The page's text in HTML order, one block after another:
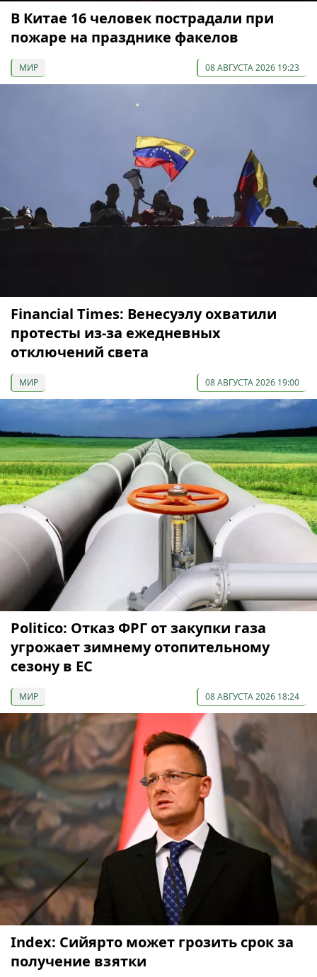
В Китае 16 человек пострадали при
пожаре на празднике факелов
МИР 08 АВГУСТА 2026 19:23
Financial Times: Венесуэлу охватили
протесты из-за ежедневных
отключений света
МИР 08 АВГУСТА 2026 19:00
Politico: Отказ ФРГ от закупки газа
угрожает зимнему отопительному
сезону в ЕС
МИР 08 АВГУСТА 2026 18:24
Index: Сийярто может грозить срок за
получение взятки